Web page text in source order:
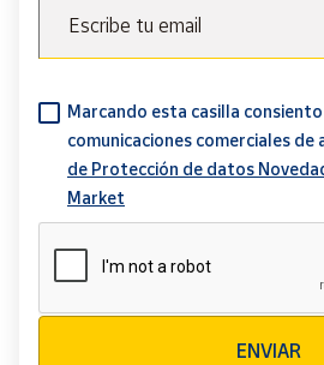
Escribe tu email
Marcando esta casilla
comunicaciones comerciales de
de Protección de datos
Market
ENVIAR